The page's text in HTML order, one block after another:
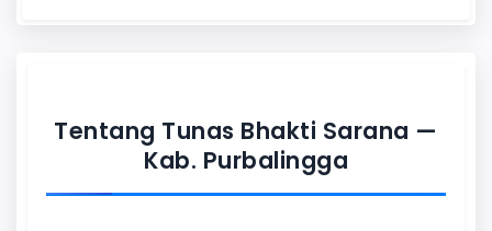
Tentang Tunas Bhakti Sarana —
Kab. Purbalingga